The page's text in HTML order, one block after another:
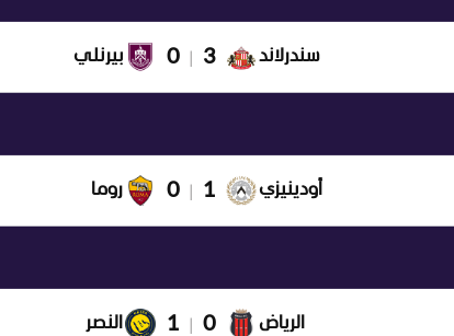
سندرلاند 3
0 بيرنلي
أودينيزي 1
0 روما
الرياض 0
1 النصر